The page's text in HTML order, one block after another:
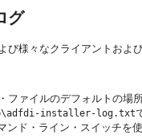
グ
び様々なクライアントお
ファイルのデフォルトの場
installer-log.txt
ンド・ライン・スイッチを